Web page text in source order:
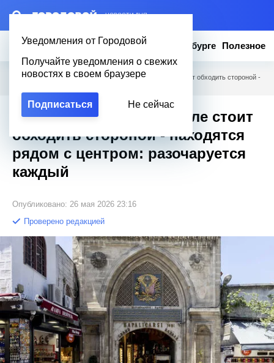
– НОВОСТИ ДНЯ
Уведомления от Городовой
Получайте уведомления о свежих
новостях в своем браузере
Подписаться Не сейчас
Новости Эксклюзив Вопросы о Петербурге Полезное
Городовой Полезное / Какие локации в Стамбуле стоит обходить стороной -
Какие локации в Стамбуле стоит
обходить стороной - находятся
рядом с центром: разочаруется
каждый
Опубликовано: 26 мая 2026 23:16
Проверено редакцией